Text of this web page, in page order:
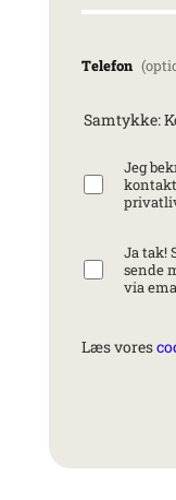
Telefon
Samtykke:
Jeg
Ja tak!
sende
via
Læs vores